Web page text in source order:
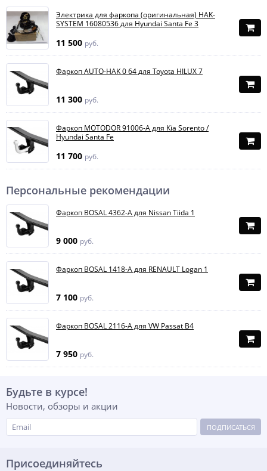
Электрика для фаркопа (оригинальная) HAK-
SYSTEM 16080536 для Hyundai Santa Fe 3
11 500 руб.
Фаркоп AUTO-HAK 0 64 для Toyota HILUX 7
11 300 руб.
Фаркоп MOTODOR 91006-A для Kia Sorento /
Hyundai Santa Fe
11 700 руб.
Персональные рекомендации
Фаркоп BOSAL 4362-A для Nissan Tiida 1
9 000 руб.
Фаркоп BOSAL 1418-A для RENAULT Logan 1
7 100 руб.
Фаркоп BOSAL 2116-A для VW Passat B4
7 950 руб.
Будьте в курсе!
Новости, обзоры и акции
ПОДПИСАТЬСЯ
Присоединяйтесь